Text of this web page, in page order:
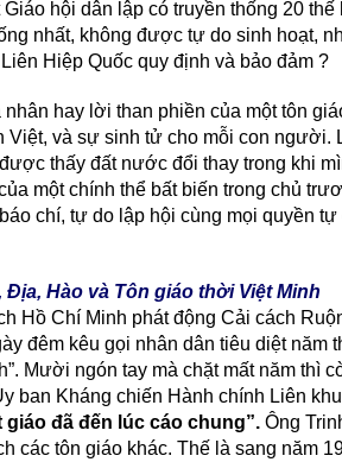
hội dân lập có truyền thống 20 thế
nhất, không được tự do sinh hoạt,
Hiệp Quốc quy định và bảo đảm ?
hay lời than phiền của một tôn
Việt, và sự sinh tử cho mỗi con người.
thấy đất nước đổi thay trong khi
một chính thể bất biến trong chủ
chí, tự do lập hội cùng mọi quyền tự
Hào và Tôn giáo thời Việt Minh
Hồ Chí Minh phát động Cải cách
đêm kêu gọi nhân dân tiêu diệt năm
Mười ngón tay mà chặt mất năm thì
ban Kháng chiến Hành chính Liên
giáo đã đến lúc cáo chung”.Ông
các tôn giáo khác. Thế là sang năm